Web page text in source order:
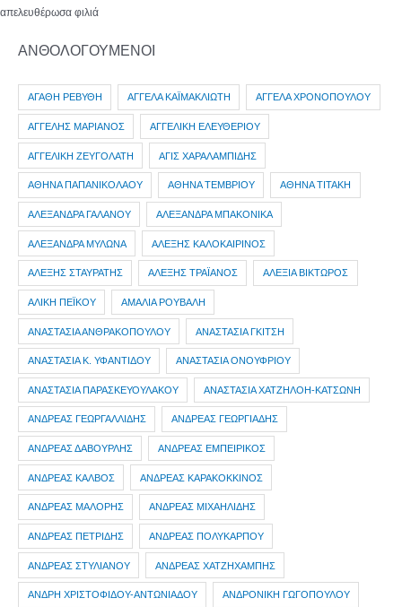
απελευθέρωσα φιλιά
ΑΝΘΟΛΟΓΟΥΜΕΝΟΙ
ΑΓΑΘΗ ΡΕΒΥΘΗ ΑΓΓΕΛΑ ΚΑΪΜΑΚΛΙΩΤΗ ΑΓΓΕΛΑ ΧΡΟΝΟΠΟΥΛΟΥ
ΑΓΓΕΛΗΣ ΜΑΡΙΑΝΟΣ ΑΓΓΕΛΙΚΗ ΕΛΕΥΘΕΡΙΟΥ
ΑΓΓΕΛΙΚΗ ΖΕΥΓΟΛΑΤΗ ΑΓΙΣ ΧΑΡΑΛΑΜΠΙΔΗΣ
ΑΘΗΝΑ ΠΑΠΑΝΙΚΟΛΑΟΥ ΑΘΗΝΑ ΤΕΜΒΡΙΟΥ ΑΘΗΝΑ ΤΙΤΑΚΗ
ΑΛΕΞΑΝΔΡΑ ΓΑΛΑΝΟΥ ΑΛΕΞΑΝΔΡΑ ΜΠΑΚΟΝΙΚΑ
ΑΛΕΞΑΝΔΡΑ ΜΥΛΩΝΑ ΑΛΕΞΗΣ ΚΑΛΟΚΑΙΡΙΝΟΣ
ΑΛΕΞΗΣ ΣΤΑΥΡΑΤΗΣ ΑΛΕΞΗΣ ΤΡΑΪΑΝΟΣ ΑΛΕΞΙΑ ΒΙΚΤΩΡΟΣ
ΑΛΙΚΗ ΠΕΪΚΟΥ ΑΜΑΛΙΑ ΡΟΥΒΑΛΗ
ΑΝΑΣΤΑΣΙΑ ΑΝΘΡΑΚΟΠΟΥΛΟΥ ΑΝΑΣΤΑΣΙΑ ΓΚΙΤΣΗ
ΑΝΑΣΤΑΣΙΑ Κ. ΥΦΑΝΤΙΔΟΥ ΑΝΑΣΤΑΣΙΑ ΟΝΟΥΦΡΙΟΥ
ΑΝΑΣΤΑΣΙΑ ΠΑΡΑΣΚΕΥΟΥΛΑΚΟΥ ΑΝΑΣΤΑΣΙΑ ΧΑΤΖΗΛΟΗ-ΚΑΤΣΩΝΗ
ΑΝΔΡΕΑΣ ΓΕΩΡΓΑΛΛΙΔΗΣ ΑΝΔΡΕΑΣ ΓΕΩΡΓΙΑΔΗΣ
ΑΝΔΡΕΑΣ ΔΑΒΟΥΡΛΗΣ ΑΝΔΡΕΑΣ ΕΜΠΕΙΡΙΚΟΣ
ΑΝΔΡΕΑΣ ΚΑΛΒΟΣ ΑΝΔΡΕΑΣ ΚΑΡΑΚΟΚΚΙΝΟΣ
ΑΝΔΡΕΑΣ ΜΑΛΟΡΗΣ ΑΝΔΡΕΑΣ ΜΙΧΑΗΛΙΔΗΣ
ΑΝΔΡΕΑΣ ΠΕΤΡΙΔΗΣ ΑΝΔΡΕΑΣ ΠΟΛΥΚΑΡΠΟΥ
ΑΝΔΡΕΑΣ ΣΤΥΛΙΑΝΟΥ ΑΝΔΡΕΑΣ ΧΑΤΖΗΧΑΜΠΗΣ
ΑΝΔΡΗ ΧΡΙΣΤΟΦΙΔΟΥ-ΑΝΤΩΝΙΑΔΟΥ ΑΝΔΡΟΝΙΚΗ ΓΩΓΟΠΟΥΛΟΥ